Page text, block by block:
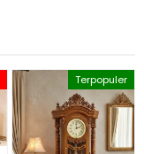
Terpopuler